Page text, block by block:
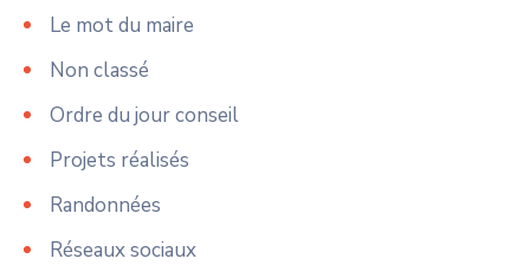
Le mot du maire
Non classé
Ordre du jour conseil
Projets réalisés
Randonnées
Réseaux sociaux